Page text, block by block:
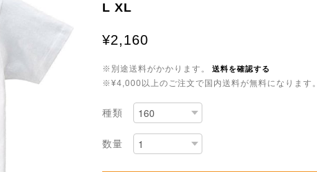
L XL
¥2,160
※別途送料がかかります。 送料を確認する
※¥4,000以上のご注文で国内送料が無料になります。
種類
数量